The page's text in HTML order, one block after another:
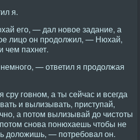
я.
его, — дал новое задание, а
лицо он продолжил, — Нюхай,
чем пахнет.
— ответил я продолжая
говном, а ты сейчас и всегда
и вылизывать, приступай,
а потом вылизывай до чистоты
снова понюхаешь чтобы не
доложишь, — потребовал он.